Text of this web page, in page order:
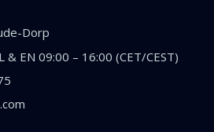
Dorp
& EN 09:00 – 16:00 (CET/CEST)